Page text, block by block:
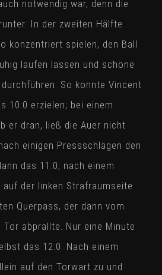
notwendig war, denn die
In der zweiten Hälfte
konzentriert spielen, den Ball
laufen lassen und schöne
So konnte Vincent
10:0 erzielen; bei einem
er dran, ließ die Auer nicht
einigen Pressschlägen den
das 11:0, nach einem
auf der linken Strafraumseite
Querpass, der dann vom
Tor abprallte. Nur eine Minute
das 12:0. Nach einem
auf den Torwart zu und